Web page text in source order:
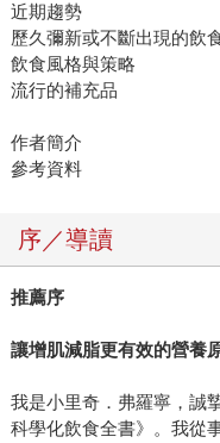
近期趨勢
歷久彌新或不斷出現的飲
飲食風格與策略
流行的補充品
作者簡介
參考資料
序／導讀
推薦序
讓增肌減脂更有效的營養
我是小里奇．弗羅寧，誠
科學化飲食全書》。我從